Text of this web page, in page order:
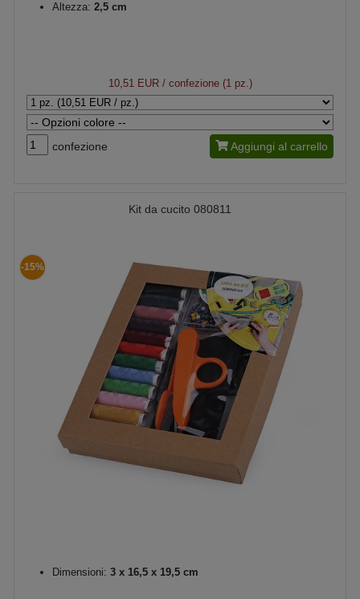
Altezza: 2,5 cm
10,51 EUR/ confezione (1 pz.)
confezione Aggiungi al carrello
Kit da cucito 080811
-15%
Dimensioni: 3 x 16,5 x 19,5 cm